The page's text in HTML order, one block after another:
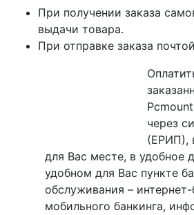
При получении заказа
выдачи товара.
При отправке заказа
через
(ЕРИП),
для Вас месте, в удобное
удобном для Вас пункте
обслуживания –
мобильного банкинга,